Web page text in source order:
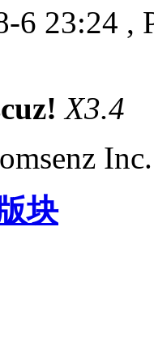
6 23:24 ,
X3.4
Inc.
块